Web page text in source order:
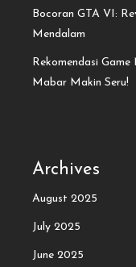
Bocoran GTA VI:
Mendalam
Rekomendasi
Mabar Makin Seru!
Archives
August 2025
July 2025
June 2025